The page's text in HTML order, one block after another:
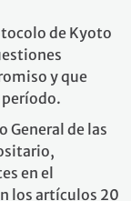
de Kyoto
y que
General de las
en el
los artículos 20